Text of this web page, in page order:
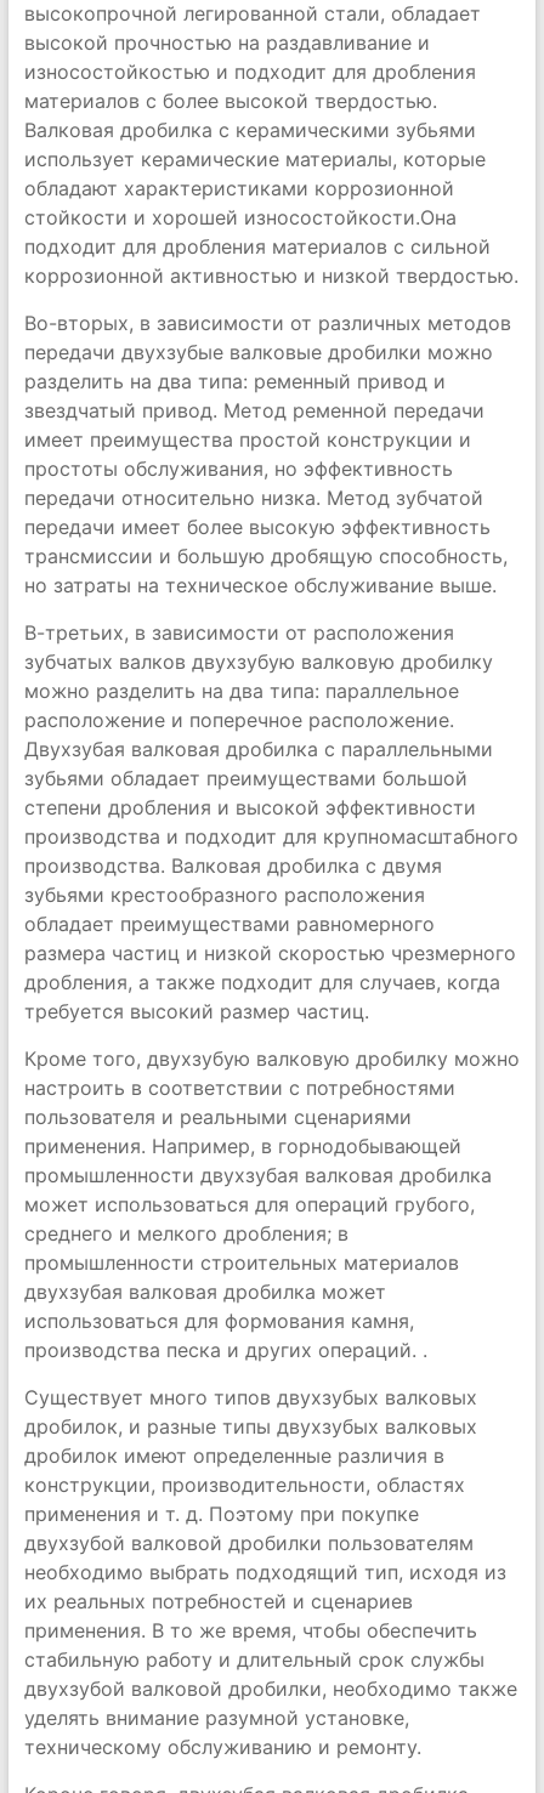
высокопрочной легированной стали, обладает
высокой прочностью на раздавливание и
износостойкостью и подходит для дробления
материалов с более высокой твердостью.
Валковая дробилка с керамическими зубьями
использует керамические материалы, которые
обладают характеристиками коррозионной
стойкости и хорошей износостойкости.Она
подходит для дробления материалов с сильной
коррозионной активностью и низкой твердостью.
Во-вторых, в зависимости от различных методов
передачи двухзубые валковые дробилки можно
разделить на два типа: ременный привод и
звездчатый привод. Метод ременной передачи
имеет преимущества простой конструкции и
простоты обслуживания, но эффективность
передачи относительно низка. Метод зубчатой ​​
передачи имеет более высокую эффективность
трансмиссии и большую дробящую способность,
но затраты на техническое обслуживание выше.
В-третьих, в зависимости от расположения
зубчатых валков двухзубую валковую дробилку
можно разделить на два типа: параллельное
расположение и поперечное расположение.
Двухзубая валковая дробилка с параллельными
зубьями обладает преимуществами большой
степени дробления и высокой эффективности
производства и подходит для крупномасштабного
производства. Валковая дробилка с двумя
зубьями крестообразного расположения
обладает преимуществами равномерного
размера частиц и низкой скоростью чрезмерного
дробления, а также подходит для случаев, когда
требуется высокий размер частиц.
Кроме того, двухзубую валковую дробилку можно
настроить в соответствии с потребностями
пользователя и реальными сценариями
применения. Например, в горнодобывающей
промышленности двухзубая валковая дробилка
может использоваться для операций грубого,
среднего и мелкого дробления; в
промышленности строительных материалов
двухзубая валковая дробилка может
использоваться для формования камня,
производства песка и других операций. .
Существует много типов двухзубых валковых
дробилок, и разные типы двухзубых валковых
дробилок имеют определенные различия в
конструкции, производительности, областях
применения и т. д. Поэтому при покупке
двухзубой валковой дробилки пользователям
необходимо выбрать подходящий тип, исходя из
их реальных потребностей и сценариев
применения. В то же время, чтобы обеспечить
стабильную работу и длительный срок службы
двухзубой валковой дробилки, необходимо также
уделять внимание разумной установке,
техническому обслуживанию и ремонту.